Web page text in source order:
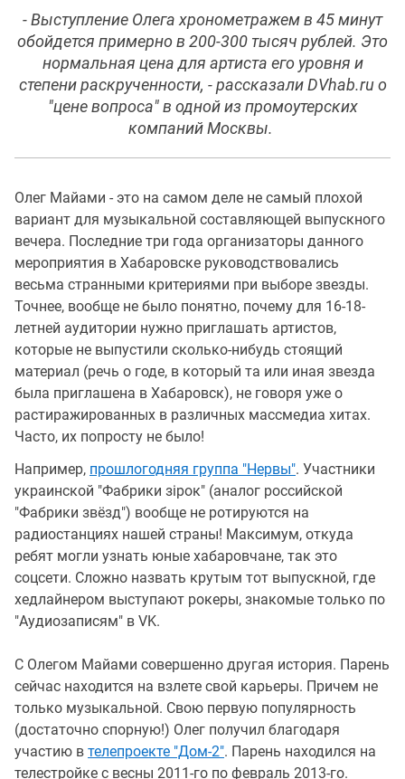
- Выступление Олега хронометражем в 45 минут
обойдется примерно в 200-300 тысяч рублей. Это
нормальная цена для артиста его уровня и
степени раскрученности, - рассказали DVhab.ru о
"цене вопроса" в одной из промоутерских
компаний Москвы.
Олег Майами - это на самом деле не самый плохой
вариант для музыкальной составляющей выпускного
вечера. Последние три года организаторы данного
мероприятия в Хабаровске руководствовались
весьма странными критериями при выборе звезды.
Точнее, вообще не было понятно, почему для 16-18-
летней аудитории нужно приглашать артистов,
которые не выпустили сколько-нибудь стоящий
материал (речь о годе, в который та или иная звезда
была приглашена в Хабаровск), не говоря уже о
растиражированных в различных массмедиа хитах.
Часто, их попросту не было!
Например, прошлогодняя группа "Нервы". Участники
украинской "Фабрики зiрок" (аналог российской
"Фабрики звёзд") вообще не ротируются на
радиостанциях нашей страны! Максимум, откуда
ребят могли узнать юные хабаровчане, так это
соцсети. Сложно назвать крутым тот выпускной, где
хедлайнером выступают рокеры, знакомые только по
"Аудиозаписям" в VK.
С Олегом Майами совершенно другая история. Парень
сейчас находится на взлете свой карьеры. Причем не
только музыкальной. Свою первую популярность
(достаточно спорную!) Олег получил благодаря
участию в телепроекте "Дом-2". Парень находился на
телестройке с весны 2011-го по февраль 2013-го.